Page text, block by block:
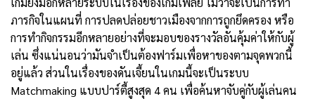
ภารกิจในแผนที่ การปลดปล่อยชาวเมืองจากการถูกยึดครอง หรือ
การทำกิจกรรมอีกหลายอย่างที่จะมอบของรางวัลอันคุ้มค่าให้กับผู้
เล่น ซึ่งแน่นอนว่ามันจำเป็นต้องฟาร์มเพื่อหาของตามจุดพวกนี้
อยู่แล้ว ส่วนในเรื่องของดันเจี้ยนในเกมนี้จะเป็นระบบ
Matchmaking แบบปาร์ตี้สูงสุด 4 คน เพื่อค้นหาจับคู่กับผู้เล่นคน